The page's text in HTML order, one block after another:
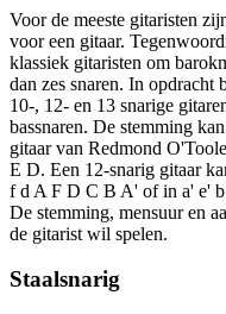
Voor de meeste gitaristen
voor een gitaar.
klassiek gitaristen om
dan zes snaren. In
10-, 12- en 13 snarige
bassnaren. De stemming
gitaar van Redmond
E D. Een 12-snarig gitaar
f d A F D C B A' of in a' e'
De stemming, mensuur en
de gitarist wil spelen.
Staalsnarig